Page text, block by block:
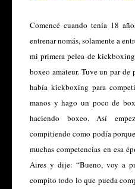
Comencé cuando tenía 18
entrenar nomás, solamente a
mi primera pelea de
boxeo amateur. Tuve un par de
había kickboxing para
manos y hago un poco de
haciendo boxeo. Así
compitiendo como podía
muchas competencias en esa
Aires y dije: “Bueno, voy a
compito todo lo que pueda